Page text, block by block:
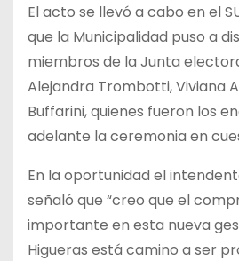
El acto se llevó a cabo en el
que la Municipalidad puso a
miembros de la Junta
Alejandra Trombotti, Viviana
Buffarini, quienes fueron los
adelante la ceremonia en
En la oportunidad el
señaló que “creo que el
importante en esta nueva
Higueras está camino a ser